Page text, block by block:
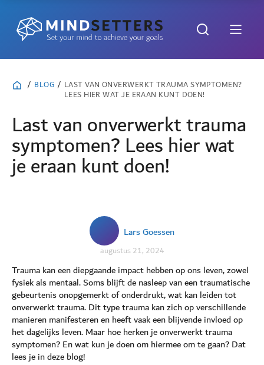
/ BLOG / LAST VAN ONVERWERKT TRAUMA SYMPTOMEN?
LEES HIER WAT JE ERAAN KUNT DOEN!
Last van onverwerkt trauma
symptomen? Lees hier wat
je eraan kunt doen!
Lars Goessen
augustus 21, 2024
Trauma kan een diepgaande impact hebben op ons leven, zowel
fysiek als mentaal. Soms blijft de nasleep van een traumatische
gebeurtenis onopgemerkt of onderdrukt, wat kan leiden tot
onverwerkt trauma. Dit type trauma kan zich op verschillende
manieren manifesteren en heeft vaak een blijvende invloed op
het dagelijks leven. Maar hoe herken je onverwerkt trauma
symptomen? En wat kun je doen om hiermee om te gaan? Dat
lees je in deze blog!